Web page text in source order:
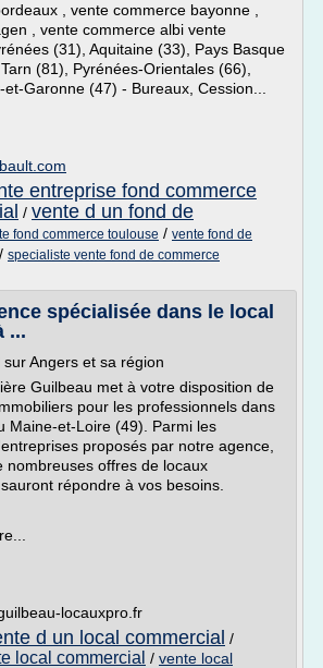
, vente commerce bayonne ,
, vente commerce albi vente
(31), Aquitaine (33), Pays Basque
(81), Pyrénées-Orientales (66),
Garonne (47) - Bureaux, Cession...
entreprise fond commerce
/ vente d un fond de
fond commerce toulouse / vente fond de
/ specialiste vente fond de commerce
spécialisée dans le local
...
Angers et sa région
Guilbeau met à votre disposition de
pour les professionnels dans
Maine-et-Loire (49). Parmi les
proposés par notre agence,
nombreuses offres de locaux
répondre à vos besoins.
locauxpro.fr
d un local commercial /
local commercial / vente local